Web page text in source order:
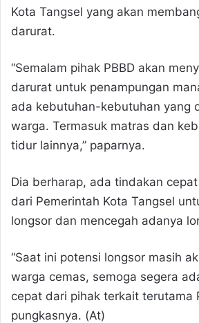
Kota Tangsel yang akan
darurat.
“Semalam pihak PBBD akan
darurat untuk penampungan
ada kebutuhan-kebutuhan yang
warga. Termasuk matras dan
tidur lainnya,” paparnya.
Dia berharap, ada tindakan
dari Pemerintah Kota Tangsel
longsor dan mencegah adanya
“Saat ini potensi longsor masih
warga cemas, semoga segera
cepat dari pihak terkait terutama
pungkasnya. (At)